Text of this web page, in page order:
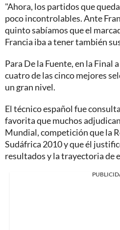
"Ahora, los partidos que
poco incontrolables. Ante
quinto sabíamos que el
Francia iba a tener también
Para De la Fuente, en la Final
cuatro de las cinco mejores
un gran nivel.
El técnico español fue
favorita que muchos
Mundial, competición que la
Sudáfrica 2010 y que él
resultados y la trayectoria de